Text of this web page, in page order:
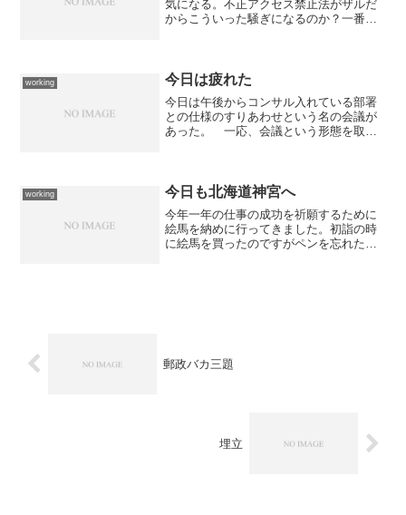
気になる。不正アクセス禁止法がザルだ
からこういった騒ぎになるのか？一番問
ね？今回の事件...
working 今日は疲れた
今日は午後からコンサル入れている部署
との仕様のすりあわせという名の会議が
あった。 一応、会議という形態を取る
たレベルのものであり...
working 今日も北海道神宮へ
今年一年の仕事の成功を祈願するために
絵馬を納めに行ってきました。初詣の時
に絵馬を買ったのですがペンを忘れたの
郵政バカ三題
埋立